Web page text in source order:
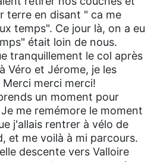
terre en disant " ca me
temps". Ce jour là, on a eu
était loin de nous.
tranquillement le col après
Véro et Jérome, je les
merci merci!
un moment pour
me remémore le moment
j'allais rentrer à vélo de
et me voilà à mi parcours.
descente vers Valloire